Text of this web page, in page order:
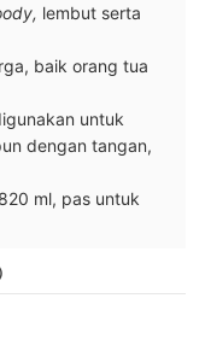
lembut serta
baik orang tua
untuk
dengan tangan,
ml, pas untuk